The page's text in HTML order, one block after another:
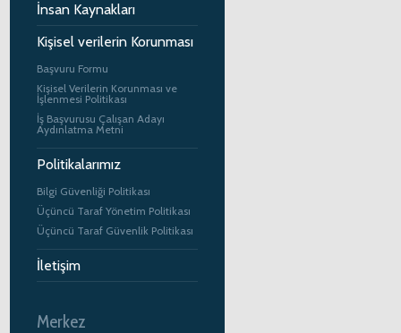
İnsan Kaynakları
Kişisel verilerin Korunması
Başvuru Formu
Kişisel Verilerin Korunması ve
İşlenmesi Politikası
İş Başvurusu Çalışan Adayı
Aydınlatma Metni
Politikalarımız
Bilgi Güvenliği Politikası
Üçüncü Taraf Yönetim Politikası
Üçüncü Taraf Güvenlik Politikası
İletişim
Merkez